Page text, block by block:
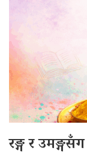
रङ्ग र